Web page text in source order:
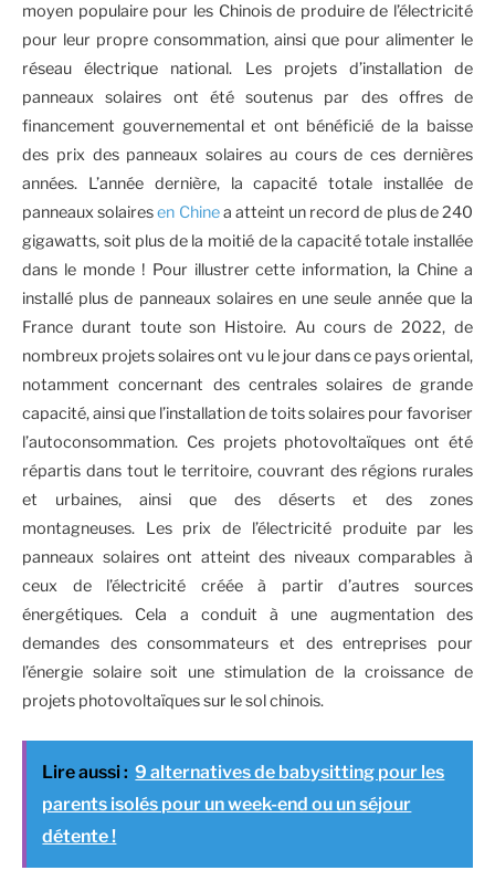
moyen populaire pour les Chinois de produire de l’électricité
pour leur propre consommation, ainsi que pour alimenter le
réseau électrique national. Les projets d’installation de
panneaux solaires ont été soutenus par des offres de
financement gouvernemental et ont bénéficié de la baisse
des prix des panneaux solaires au cours de ces dernières
années. L’année dernière, la capacité totale installée de
panneaux solairesen Chinea atteint un record de plus de 240
gigawatts, soit plus de la moitié de la capacité totale installée
dans le monde ! Pour illustrer cette information, la Chine a
installé plus de panneaux solaires en une seule année que la
France durant toute son Histoire. Au cours de 2022, de
nombreux projets solaires ont vu le jour dans ce pays oriental,
notamment concernant des centrales solaires de grande
capacité, ainsi que l’installation de toits solaires pour favoriser
l’autoconsommation. Ces projets photovoltaïques ont été
répartis dans tout le territoire, couvrant des régions rurales
et urbaines, ainsi que des déserts et des zones
montagneuses. Les prix de l’électricité produite par les
panneaux solaires ont atteint des niveaux comparables à
ceux de l’électricité créée à partir d’autres sources
énergétiques. Cela a conduit à une augmentation des
demandes des consommateurs et des entreprises pour
l’énergie solaire soit une stimulation de la croissance de
projets photovoltaïques sur le sol chinois.
Lire aussi : 9 alternatives de babysitting pour les
parents isolés pour un week-end ou un séjour
détente !